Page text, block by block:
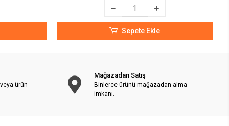
Sepete Ekle
ürün
Mağazadan Satış
Binlerce ürünü mağazadan alma
imkanı.